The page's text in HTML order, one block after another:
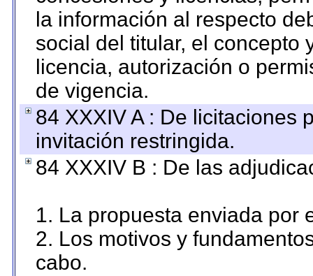
la información al respecto
social del titular, el concepto
licencia, autorización o
de vigencia.
84 XXXIV A : De licitaciones
invitación restringida.
84 XXXIV B : De las
1. La propuesta enviada por
2. Los motivos y
cabo.